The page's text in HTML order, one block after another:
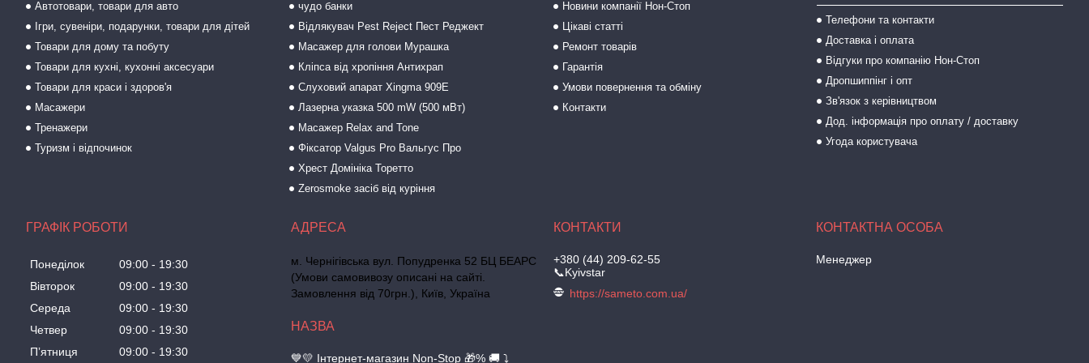
Автотовари, товари для авто
Ігри, сувеніри, подарунки, товари для дітей
Товари для дому та побуту
Товари для кухні, кухонні аксесуари
Товари для краси і здоров'я
Масажери
Тренажери
Туризм і відпочинок
чудо банки
Відлякувач Pest Reject Пест Реджект
Масажер для голови Мурашка
Кліпса від хропіння Антихрап
Слуховий апарат Xingma 909Е
Лазерна указка 500 mW (500 мВт)
Масажер Relax and Tone
Фіксатор Valgus Pro Вальгус Про
Хрест Домініка Торетто
Zerosmoke засіб від куріння
Новини компанії Нон-Стоп
Цікаві статті
Ремонт товарів
Гарантія
Умови повернення та обміну
Контакти
Телефони та контакти
Доставка і оплата
Відгуки про компанію Нон-Стоп
Дропшиппінг і опт
Зв'язок з керівництвом
Дод. інформація про оплату / доставку
Угода користувача
ГРАФІК РОБОТИ
Понеділок 09:00
19:30
Вівторок
09:00
19:30
Середа
09:00
19:30
Четвер
09:00
19:30
Пʼятниця
09:00 19:30
м. Чернігівська вул. Попудренка 52 БЦ БЕАРС
(Умови самовивозу описані на сайті.
Замовлення від 70грн.), Київ, Україна
💙💛 Інтернет-магазин Non-Stop 🎁% 🚚 ⤵
+380 (44) 209-62-55
📞Kyivstar
https://sameto.com.ua/
Менеджер